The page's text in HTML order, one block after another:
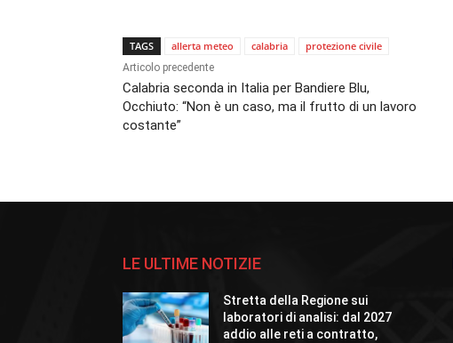
TAGS allerta meteo calabria protezione civile
Articolo precedente
Calabria seconda in Italia per Bandiere Blu,
Occhiuto: “Non è un caso, ma il frutto di un lavoro
costante”
LE ULTIME NOTIZIE
Stretta della Regione sui
laboratori di analisi: dal 2027
addio alle reti a contratto,